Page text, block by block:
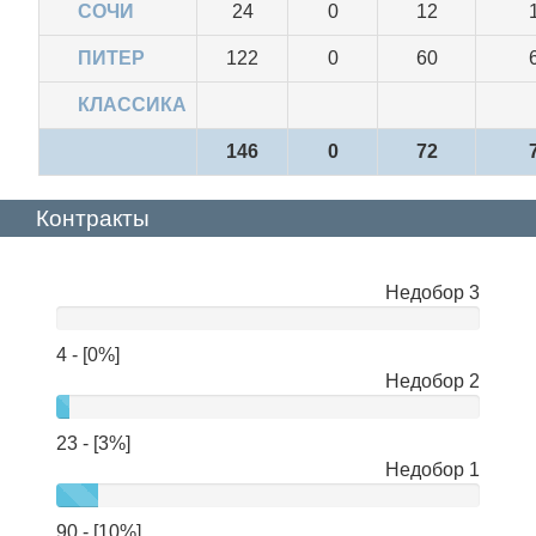
СОЧИ 24 0 12
ПИТЕР 122 0 60
КЛАССИКА
146 0 72
Контракты
Недобор 3
4 - [0%]
Недобор 2
23 - [3%]
Недобор 1
90 - [10%]